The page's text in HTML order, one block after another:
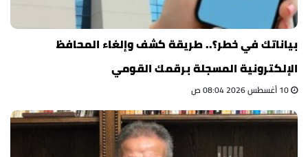
بياناتك في خطر؟.. طريقة كشف وإلغاء المحافظ
الإلكترونية المسجلة برقمك القومي